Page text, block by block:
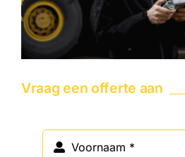
Vraag een offerte aan